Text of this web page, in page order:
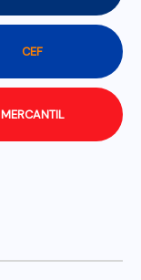
CEF
MERCANTIL